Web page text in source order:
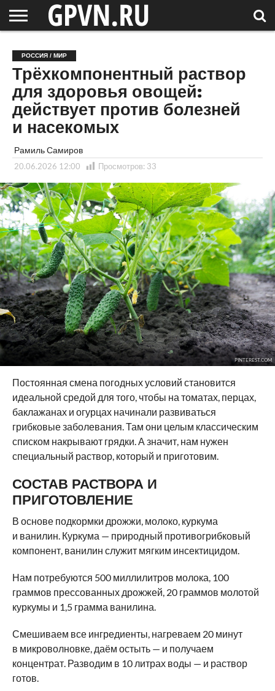
ОБЛАСТЬ
НОВОСТИ
СОСЕДЕЙ
РОССИЯ
/ МИР
СПЕЦПРОЕКТЫ
БЛОГ
СТАТЬИ
ФОТОРЕПОРТАЖИ
ИНТЕРВЬЮ
ОБЪЕКТЫ
ПОДБОРКИ
РОССИЯ / МИР
Трёхкомпонентный раствор
для здоровья овощей:
действует против болезней
и насекомых
Рамиль Самиров
20.06.2026 12:00 Просмотров: 33
PINTEREST.COM
Постоянная смена погодных условий становится
идеальной средой для того, чтобы на томатах, перцах,
баклажанах и огурцах начинали развиваться
грибковые заболевания. Там они целым классическим
списком накрывают грядки. А значит, нам нужен
специальный раствор, который и приготовим.
СОСТАВ РАСТВОРА И
ПРИГОТОВЛЕНИЕ
В основе подкормки дрожжи, молоко, куркума
и ванилин. Куркума — природный противогрибковый
компонент, ванилин служит мягким инсектицидом.
Нам потребуются 500 миллилитров молока, 100
граммов прессованных дрожжей, 20 граммов молотой
куркумы и 1,5 грамма ванилина.
Смешиваем все ингредиенты, нагреваем 20 минут
в микроволновке, даём остыть — и получаем
концентрат. Разводим в 10 литрах воды — и раствор
готов.